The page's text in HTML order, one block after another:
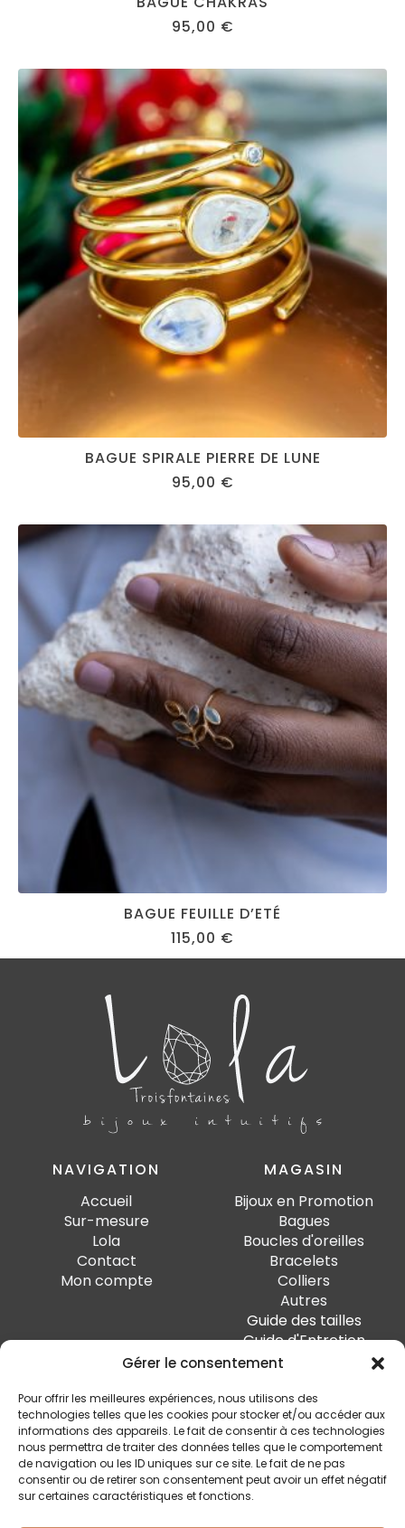
Gérer le consentement
Pour offrir les meilleures expériences, nous utilisons des
technologies telles que les cookies pour stocker et/ou accéder aux
informations des appareils. Le fait de consentir à ces technologies
nous permettra de traiter des données telles que le comportement
de navigation ou les ID uniques sur ce site. Le fait de ne pas
consentir ou de retirer son consentement peut avoir un effet négatif
sur certaines caractéristiques et fonctions.
95,00 €
BAGUE SPIRALE PIERRE DE LUNE
95,00 €
BAGUE FEUILLE D’ETÉ
115,00 €
NAVIGATION
Accueil
Sur-mesure
Lola
Contact
Mon compte
MAGASIN
Bijoux en Promotion
Bagues
Boucles d'oreilles
Bracelets
Colliers
Autres
Guide des tailles
Guide d'Entretien
SUIVEZ-MOI